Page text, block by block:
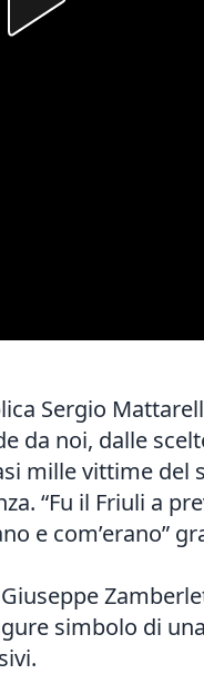
Sergio
da noi, dalle
mille vittime
“Fu il Friuli a
e com’erano”
simbolo di